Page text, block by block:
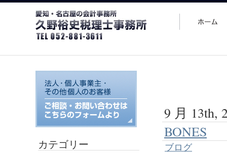
9 月 13th,
BONES
ブログ
カテゴリー